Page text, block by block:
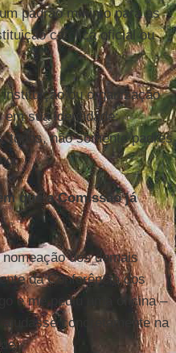
padrão mínimo para as
católica oficial ou
ou organização
em sua identidade:
, todos, não somente padres
que a Comissão já
dos demais
da Conferência dos
e me pediu uma oficina –
concretamente na